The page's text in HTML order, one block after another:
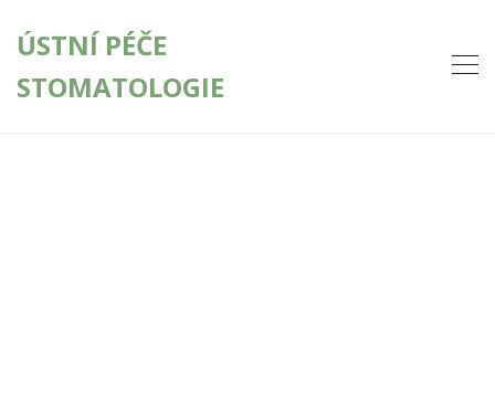
ÚSTNÍ PÉČE
STOMATOLOGIE